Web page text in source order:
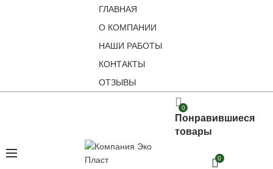
ГЛАВНАЯ
О КОМПАНИИ
НАШИ РАБОТЫ
КОНТАКТЫ
ОТЗЫВЫ
0
Понравившиеся
товары
0